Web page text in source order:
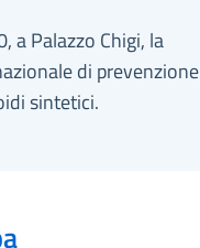
a Palazzo Chigi, la
di prevenzione
sintetici.